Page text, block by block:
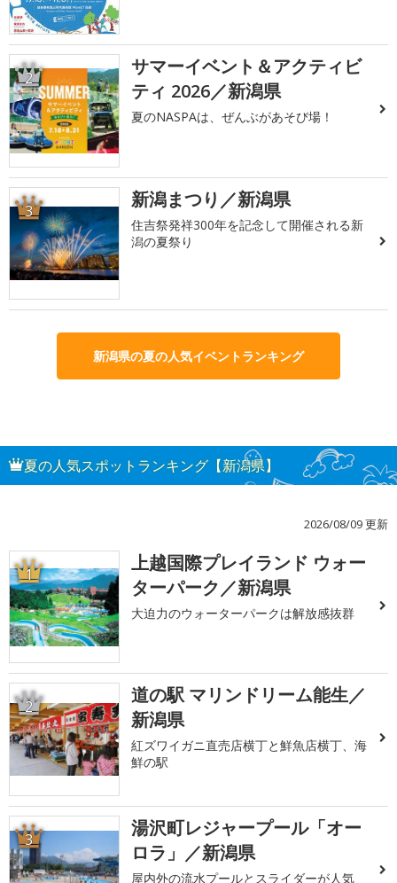
2
サマーイベント＆アクティビ
ティ 2026／新潟県
夏のNASPAは、ぜんぶがあそび場！
3 新潟まつり／新潟県
住吉祭発祥300年を記念して開催される新
潟の夏祭り
新潟県の夏の人気イベントランキング
夏の人気スポットランキング【新潟県】
2026/08/09 更新
1
上越国際プレイランド ウォー
ターパーク／新潟県
大迫力のウォーターパークは解放感抜群
2
道の駅 マリンドリーム能生／
新潟県
紅ズワイガニ直売店横丁と鮮魚店横丁、海
鮮の駅
3
湯沢町レジャープール「オー
ロラ」／新潟県
屋内外の流水プールとスライダーが人気